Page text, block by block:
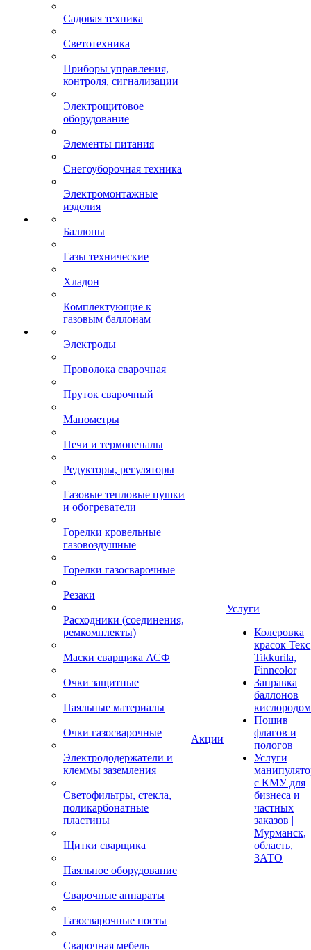
Садовая техника
Светотехника
Приборы управления,
контроля, сигнализации
Электрощитовое
оборудование
Элементы питания
Снегоуборочная техника
Электромонтажные
изделия
Баллоны
Газы технические
Хладон
Комплектующие к
газовым баллонам
Электроды
Проволока сварочная
Пруток сварочный
Манометры
Печи и термопеналы
Редукторы, регуляторы
Газовые тепловые пушки
и обогреватели
Горелки кровельные
газовоздушные
Горелки газосварочные
Резаки
Расходники (соединения,
ремкомплекты)
Маски сварщика АСФ
Очки защитные
Паяльные материалы
Очки газосварочные
Электрододержатели и
клеммы заземления
Светофильтры, стекла,
поликарбонатные
пластины
Щитки сварщика
Паяльное оборудование
Сварочные аппараты
Газосварочные посты
Сварочная мебель
Акции
Услуги
Колеровка
красок
Tikkurila,
Finncolor
Заправка
баллонов
кислородом
Пошив
флагов и
пологов
Услуги
с КМУ для
бизнеса и
частных
заказов |
Мурманск,
область,
ЗАТО